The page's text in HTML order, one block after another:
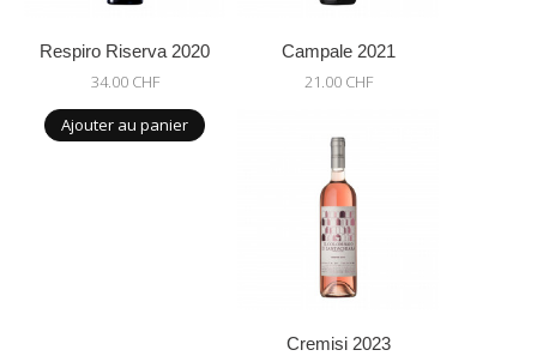
Respiro Riserva 2020
34.00 CHF
Ajouter au panier
Campale 2021
21.00 CHF
Cremisi 2023